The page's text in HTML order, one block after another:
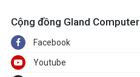
Cộng đồng Gland Computer
Facebook
Youtube